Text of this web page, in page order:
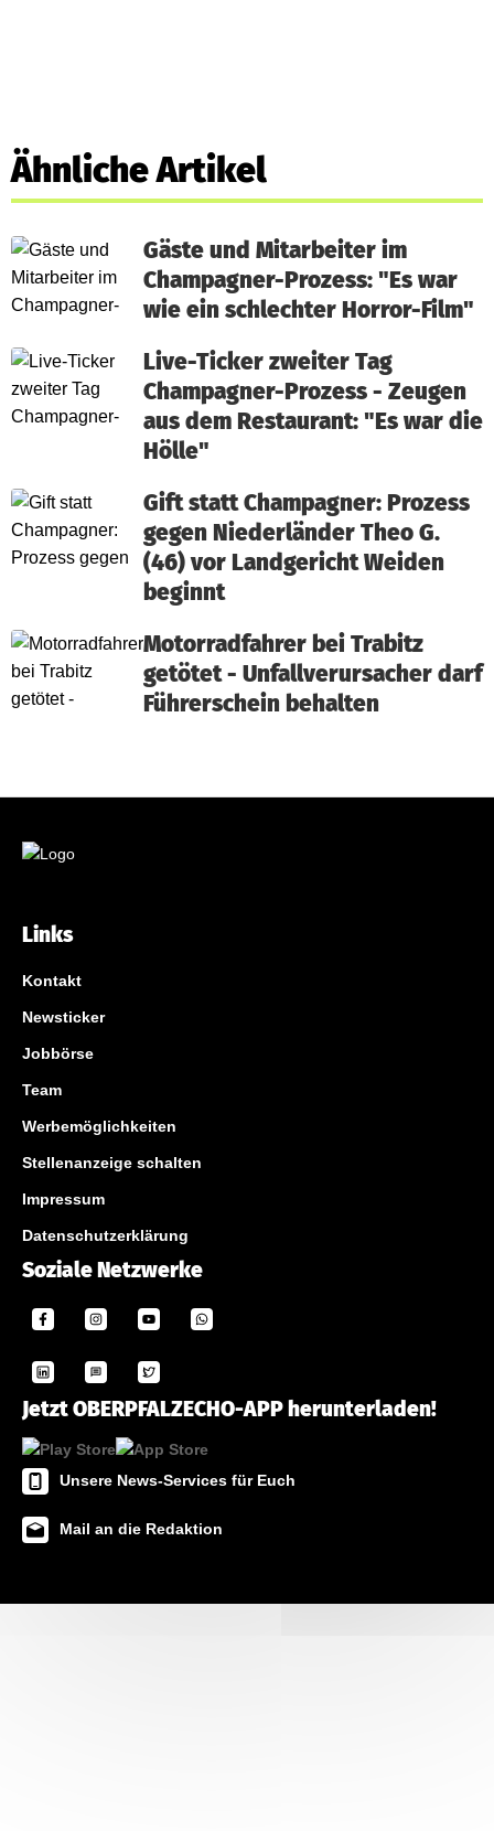
Ähnliche Artikel
Gäste und Mitarbeiter im
Champagner-Prozess: "Es war
wie ein schlechter Horror-Film"
Live-Ticker zweiter Tag
Champagner-Prozess - Zeugen
aus dem Restaurant: "Es war die
Hölle"
Gift statt Champagner: Prozess
gegen Niederländer Theo G.
(46) vor Landgericht Weiden
beginnt
Motorradfahrer bei Trabitz
getötet - Unfallverursacher darf
Führerschein behalten
Links
Kontakt
Newsticker
Jobbörse
Team
Werbemöglichkeiten
Stellenanzeige schalten
Impressum
Datenschutzerklärung
Soziale Netzwerke
Jetzt OBERPFALZECHO-APP herunterladen!
Unsere News-Services für Euch
Mail an die Redaktion